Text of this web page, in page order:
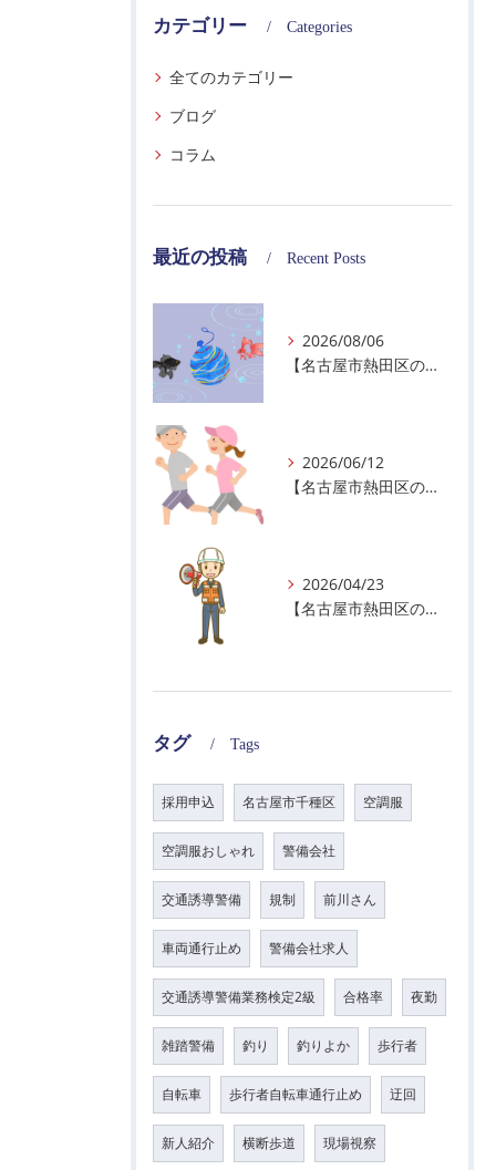
カテゴリー Categories
全てのカテゴリー
ブログ
コラム
最近の投稿 Recent Posts
2026/08/06
【名古屋市熱田区の警備会社】夏季休業のお知らせ
2026/06/12
【名古屋市熱田区の警備会社】暑熱順化で熱中症対策を！
2026/04/23
【名古屋市熱田区の警備会社】GWの面接状況について！
タグ Tags
採用申込 名古屋市千種区 空調服
空調服おしゃれ 警備会社
交通誘導警備 規制 前川さん
車両通行止め 警備会社求人
交通誘導警備業務検定2級 合格率 夜勤
雑踏警備 釣り 釣りよか 歩行者
自転車 歩行者自転車通行止め 迂回
新人紹介 横断歩道 現場視察